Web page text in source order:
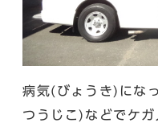
病気(びょうき)にな
つうじこ)などでケ